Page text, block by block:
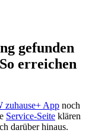
gefunden
erreichen
zuhause+ App noch
Service-Seite klären
darüber hinaus.